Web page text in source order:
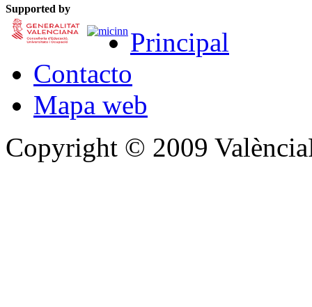
Supported by
Principal
Contacto
Mapa web
Copyright © 2009